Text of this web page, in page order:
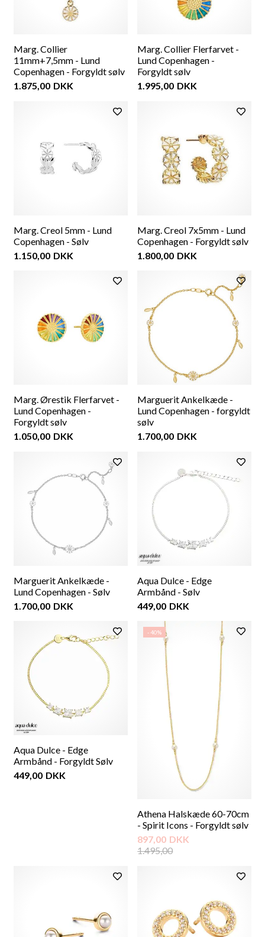
Marg. Collier
11mm+7,5mm - Lund
Copenhagen - Forgyldt sølv
1.875,00 DKK
Marg. Collier Flerfarvet -
Lund Copenhagen -
Forgyldt sølv
1.995,00 DKK
Marg. Creol 5mm - Lund
Copenhagen - Sølv
1.150,00 DKK
Marg. Creol 7x5mm - Lund
Copenhagen - Forgyldt sølv
1.800,00 DKK
Marg. Ørestik Flerfarvet -
Lund Copenhagen -
Forgyldt sølv
1.050,00 DKK
Marguerit Ankelkæde -
Lund Copenhagen - forgyldt
sølv
1.700,00 DKK
Marguerit Ankelkæde -
Lund Copenhagen - Sølv
1.700,00 DKK
Aqua Dulce - Edge
Armbånd - Sølv
449,00 DKK
Aqua Dulce - Edge
Armbånd - Forgyldt Sølv
449,00 DKK
- 40%
Athena Halskæde 60-70cm
- Spirit Icons - Forgyldt sølv
897,00 DKK
1.495,00